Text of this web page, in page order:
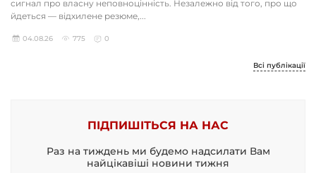
сигнал про власну неповноцінність. Незалежно від того, про що
йдеться — відхилене резюме,...
04.08.26 775 0
Всі публікації
ПІДПИШІТЬСЯ НА НАС
Раз на тиждень ми будемо надсилати Вам
найцікавіші новини тижня